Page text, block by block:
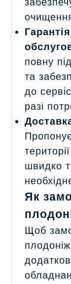
повну
та
до
разі
швидко
Як
Щоб